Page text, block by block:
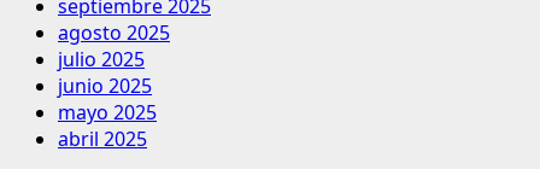
septiembre 2025
agosto 2025
julio 2025
junio 2025
mayo 2025
abril 2025